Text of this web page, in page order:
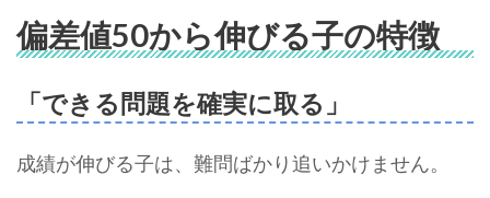
偏差値50から伸びる子の特徴
「できる問題を確実に取る」
成績が伸びる子は、難問ばかり追いかけません。